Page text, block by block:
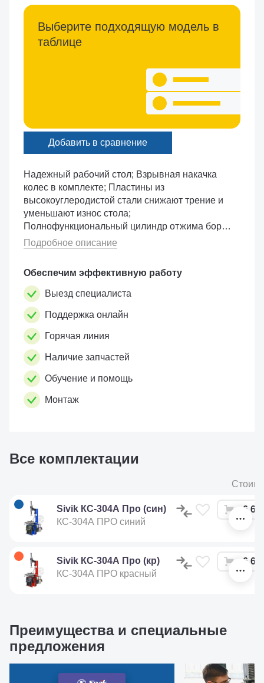
Надежный рабочий стол; Взрывная накачка
колес в комплекте; Пластины из
высокоуглеродистой стали снижают трение и
уменьшают износ стола;
Полнофункциональный цилиндр отжима борта
двухстороннего действия, существенно
упрощает процесс демонтажа покрышки;
Подробное описание
Обеспечим эффективную работу
Выезд специалиста
Поддержка онлайн
Горячая линия
Наличие запчастей
Обучение и помощь
Монтаж
Выберите подходящую модель в
таблице
Добавить в сравнение
Все комплектации
Sivik КС-304А Про (син)
КС-304А ПРО синий
6
Sivik КС-304А Про (кр)
КС-304А ПРО красный
6
Преимущества и специальные
предложения